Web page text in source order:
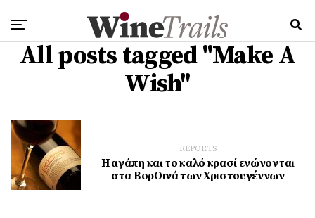
All posts tagged "Make A
Wish"
REPORTS
H αγάπη και το καλό κρασί ενώνονται
στα ΒορΟινά των Χριστουγέννων